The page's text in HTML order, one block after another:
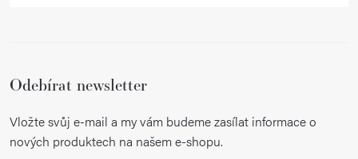
Odebírat newsletter
Vložte svůj e-mail a my vám budeme zasílat informace o
nových produktech na našem e-shopu.